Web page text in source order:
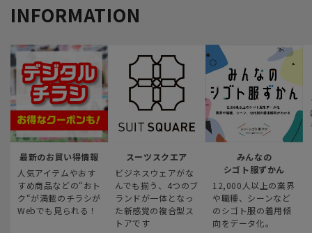
INFORMATION
最新のお買い得情報
人気アイテムやおす
すめ商品などの“おト
ク“が満載のチラシが
Webでも見られる！
スーツスクエア
ビジネスウェアがな
んでも揃う、4つのブ
ランドが一体となっ
た新感覚の複合型ス
トアです
みんなの
シゴト服ずかん
12,000人以上の業界
や職種、シーンなど
のシゴト服の着用傾
向をデータ化。